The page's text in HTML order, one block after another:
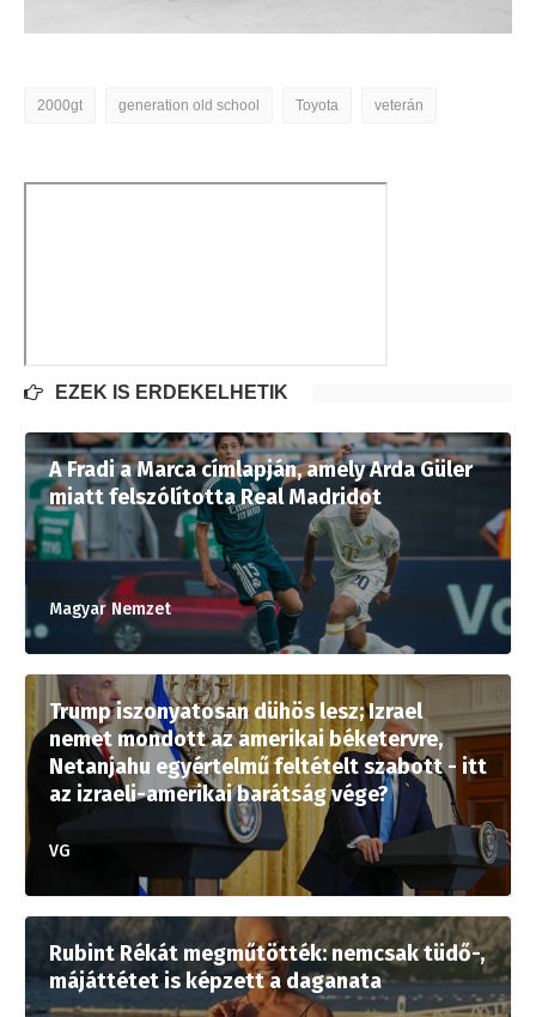
2000gt generation old school Toyota veterán
EZEK IS ÉRDEKELHETIK
A Fradi a Marca címlapján, amely Arda Güler
miatt felszólította Real Madridot
Magyar Nemzet
Trump iszonyatosan dühös lesz; Izrael
nemet mondott az amerikai béketervre,
Netanjahu egyértelmű feltételt szabott - itt
az izraeli-amerikai barátság vége?
VG
Rubint Rékát megműtötték: nemcsak tüdő-,
májáttétet is képzett a daganata